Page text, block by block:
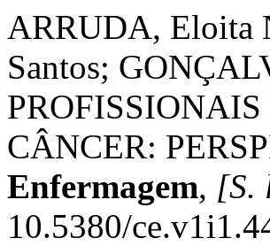
ARRUDA, Eloita
Santos;
CÂNCER:
Enfermagem, [S.
10.5380/